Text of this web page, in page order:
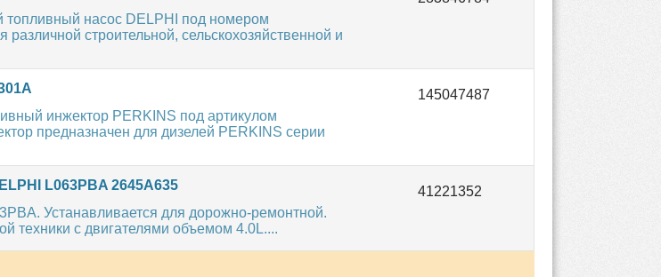
насос DELPHI под номером
строительной, сельскохозяйственной и
инжектор PERKINS под артикулом
предназначен для дизелей PERKINS серии
L063PBA 2645A635
Устанавливается для дорожно-ремонтной.
техники с двигателями объемом 4.0L....